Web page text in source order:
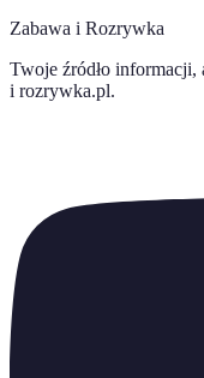
Zabawa i Rozrywka
Twoje źródło
i rozrywka.pl.